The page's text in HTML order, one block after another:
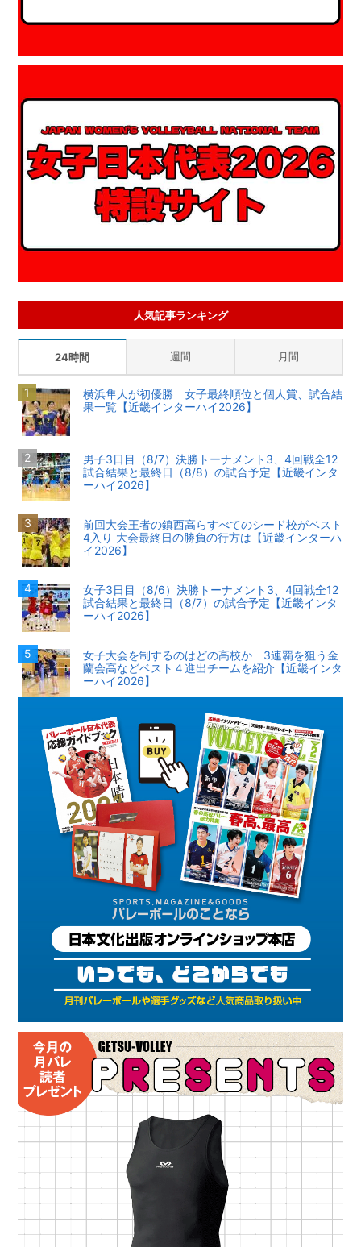
人気記事ランキング
24時間 週間 月間
横浜隼人が初優勝 女子最終順位と個人賞、試合結
果一覧【近畿インターハイ2026】
男子3日目（8/7）決勝トーナメント3、4回戦全12
試合結果と最終日（8/8）の試合予定【近畿インタ
ーハイ2026】
前回大会王者の鎮西高らすべてのシード校がベスト
4入り 大会最終日の勝負の行方は【近畿インターハ
イ2026】
女子3日目（8/6）決勝トーナメント3、4回戦全12
試合結果と最終日（8/7）の試合予定【近畿インタ
ーハイ2026】
女子大会を制するのはどの高校か 3連覇を狙う金
蘭会高などベスト４進出チームを紹介【近畿インタ
ーハイ2026】